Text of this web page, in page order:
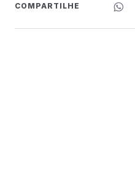
COMPARTILHE